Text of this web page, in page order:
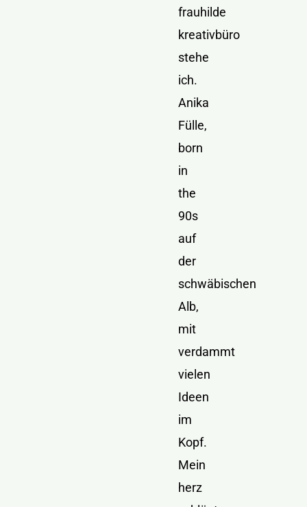
frauhilde
kreativbüro
stehe
ich.
Anika
Fülle,
born
in
the
90s
auf
der
schwäbischen
Alb,
mit
verdammt
vielen
Ideen
im
Kopf.
Mein
herz